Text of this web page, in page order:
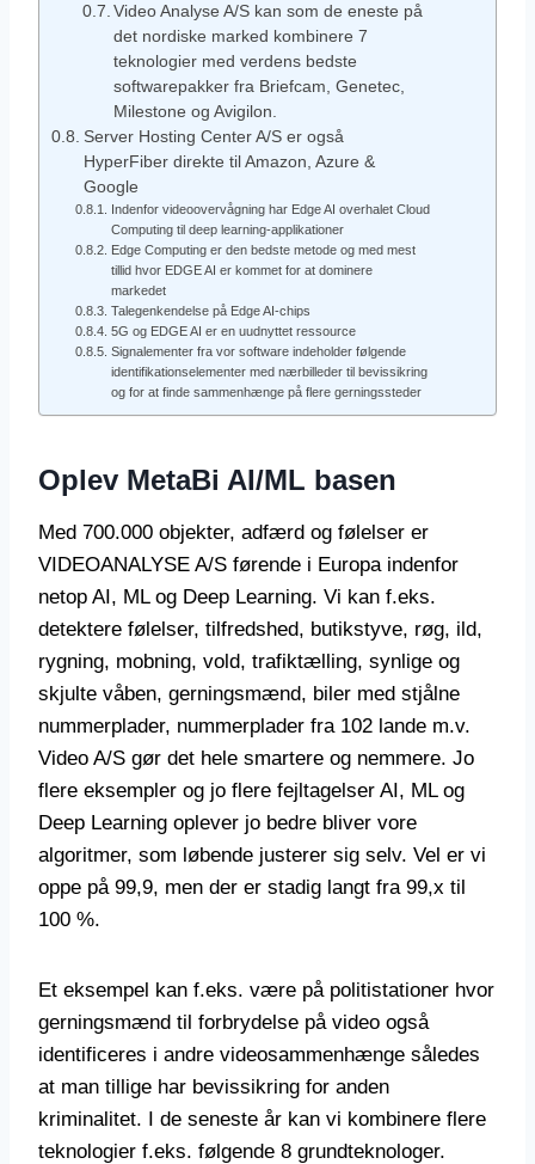
Video Analyse A/S kan som de eneste på
det nordiske marked kombinere 7
teknologier med verdens bedste
softwarepakker fra Briefcam, Genetec,
Milestone og Avigilon.
Server Hosting Center A/S er også
HyperFiber direkte til Amazon, Azure &
Google
Indenfor videoovervågning har Edge AI overhalet Cloud
Computing til deep learning-applikationer
Edge Computing er den bedste metode og med mest
tillid hvor EDGE AI er kommet for at dominere
markedet
Talegenkendelse på Edge AI-chips
5G og EDGE AI er en uudnyttet ressource
Signalementer fra vor software indeholder følgende
identifikationselementer med nærbilleder til bevissikring
og for at finde sammenhænge på flere gerningssteder
Oplev MetaBi AI/ML basen
Med 700.000 objekter, adfærd og følelser er
VIDEOANALYSE A/S førende i Europa indenfor
netop AI, ML og Deep Learning. Vi kan f.eks.
detektere følelser, tilfredshed, butikstyve, røg, ild,
rygning, mobning, vold, trafiktælling, synlige og
skjulte våben, gerningsmænd, biler med stjålne
nummerplader, nummerplader fra 102 lande m.v.
Video A/S gør det hele smartere og nemmere. Jo
flere eksempler og jo flere fejltagelser AI, ML og
Deep Learning oplever jo bedre bliver vore
algoritmer, som løbende justerer sig selv. Vel er vi
oppe på 99,9, men der er stadig langt fra 99,x til
100 %.
Et eksempel kan f.eks. være på politistationer hvor
gerningsmænd til forbrydelse på video også
identificeres i andre videosammenhænge således
at man tillige har bevissikring for anden
kriminalitet. I de seneste år kan vi kombinere flere
teknologier f.eks. følgende 8 grundteknologer.